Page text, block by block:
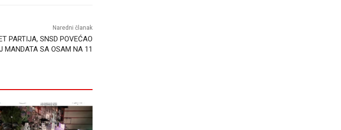
Naredni članak
PARTIJA, SNSD POVEĆAO
MANDATA SA OSAM NA 11